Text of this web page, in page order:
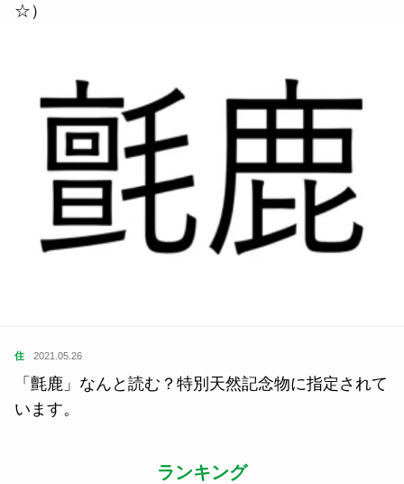
☆）
住 2021.05.26
「氈鹿」なんと読む？特別天然記念物に指定されて
います。
ランキング